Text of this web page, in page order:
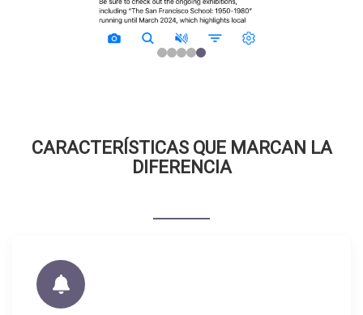
CARACTERÍSTICAS QUE MARCAN LA
DIFERENCIA